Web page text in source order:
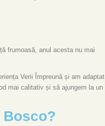
frumoasă, anul acesta nu mai
Verii Împreună și am
mai calitativ și să ajungem la un
Bosco?